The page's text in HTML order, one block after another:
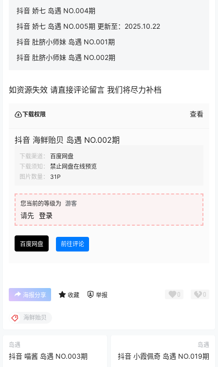
抖音 娇七 岛遇 NO.004期
抖音 娇七 岛遇 NO.005期 更新至：2025.10.22
抖音 肚脐小师妹 岛遇 NO.001期
抖音 肚脐小师妹 岛遇 NO.002期
如资源失效 请直接评论留言 我们将尽力补档
下载权限 查看
抖音 海鲜贻贝 岛遇 NO.002期
下载渠道：
百度网盘
下载须知：
禁止网盘在线预览
图片数量：
31P
您当前的等级为 游客
请先 登录
百度网盘 前往评论
海报分享 收藏 举报 0 0
海鲜贻贝
岛遇
抖音 喵酱 岛遇 NO.003期
岛遇
抖音 小霞佩奇 岛遇 NO.019期